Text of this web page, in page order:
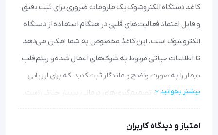
کاغذ دستگاه الکتروشوک یک ملزومات ضروری برای ثبت دقیق
و قابل اعتماد فعالیت‌های قلبی در هنگام استفاده از دستگاه
الکتروشوک است. این کاغذ مخصوص به شما امکان می‌دهد
تا اطلاعات حیاتی مربوط به شوک‌های اعمال شده و ریتم قلب
بیمار را به صورت واضح و ماندگار ثبت کنید، که برای ارزیابی
وضعیت بیمار و تصمیم‌گیری‌های درمانی بسیار حیاتی است.
حاصل کنید، که برای اسناد پزشکی بسیار مهم است.
بیشتر بخوانید
امتیاز و دیدگاه کاربران